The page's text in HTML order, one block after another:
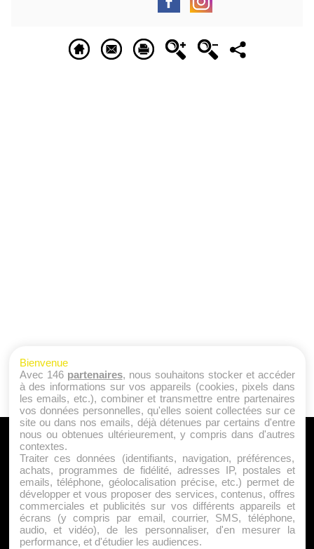
A PROPOS
Qui sommes nous ?
Mentions Légales
Publicité
Politique de Cookies
Contact
Bienvenue
Avec 146 partenaires, nous souhaitons stocker et accéder
à des informations sur vos appareils (cookies, pixels dans
les emails, etc.), combiner et transmettre entre partenaires
vos données personnelles, qu'elles soient collectées sur ce
site ou dans nos emails, déjà détenues par certains d'entre
nous ou obtenues ultérieurement, y compris dans d'autres
contextes.
Traiter ces données (identifiants, navigation, préférences,
achats, programmes de fidélité, adresses IP, postales et
emails, téléphone, géolocalisation précise, etc.) permet de
développer et vous proposer des services, contenus, offres
commerciales et publicités sur vos différents appareils et
écrans (y compris par email, courrier, SMS, téléphone,
audio, et vidéo), de les personnaliser, d'en mesurer la
performance, et d'étudier les audiences.